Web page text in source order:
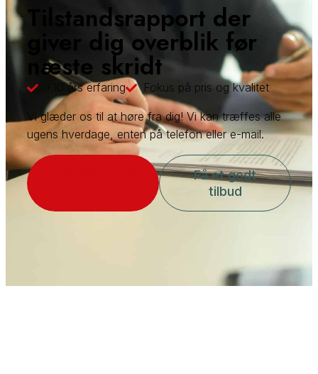
Tilstandsrapport der
giver dig overblik før
næste skridt
+10 års erfaring Fokus på pris og kvalitet
​Vi glæder os til at høre fra dig! Vi kan træffes alle
ugens hverdage, enten på telefon eller e-mail.
Få et godt
tilbud